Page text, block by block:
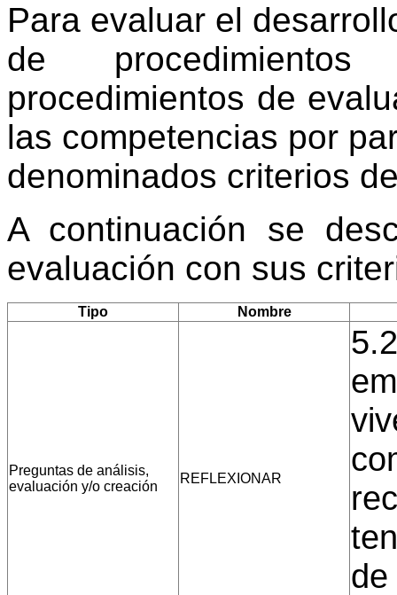
Para evaluar el
de
procedimientos de
las competencias por
denominados criterios
A continuación se
evaluación con sus
Tipo Nombre
Preguntas de análisis,
evaluación y/o creación
REFLEXIONAR
de